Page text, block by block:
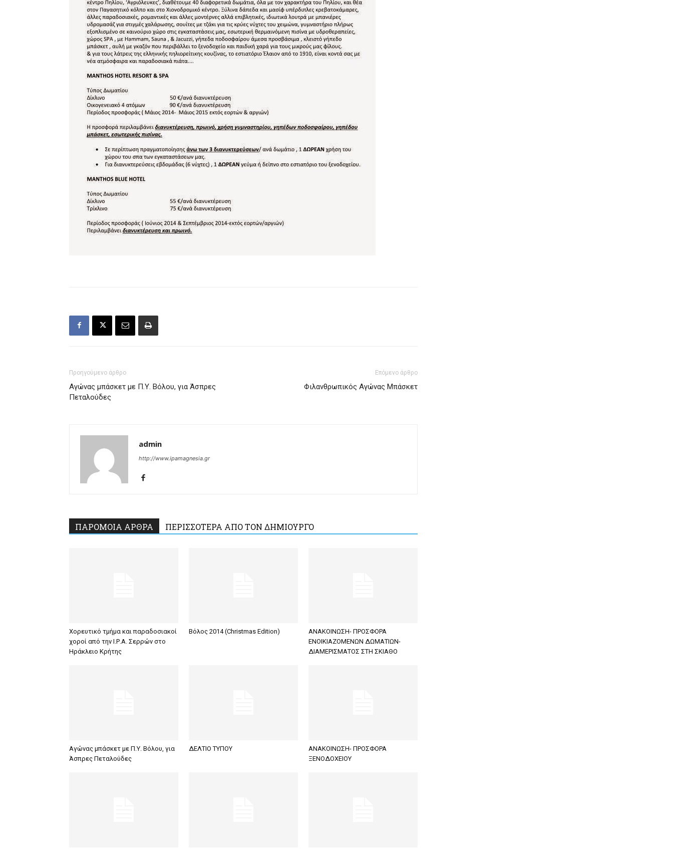
Προηγούμενο άρθρο
Αγώνας μπάσκετ με Π.Υ. Βόλου, για Άσπρες
Πεταλούδες
Επόμενο άρθρο
Φιλανθρωπικός Αγώνας Μπάσκετ
admin
http://www.ipamagnesia.gr
ΠΑΡΟΜΟΙΑ ΑΡΘΡΑ ΠΕΡΙΣΣΟΤΕΡΑ ΑΠΟ ΤΟΝ ΔΗΜΙΟΥΡΓΟ
Χορευτικό τμήμα και παραδοσιακοί
χοροί από την Ι.Ρ.Α. Σερρών στο
Ηράκλειο Κρήτης
Βόλος 2014 (Christmas Edition)
ΑΝΑΚΟΙΝΩΣΗ- ΠΡΟΣΦΟΡΑ
ΕΝΟΙΚΙΑΖΟΜΕΝΩΝ ΔΩΜΑΤΙΩΝ-
ΔΙΑΜΕΡΙΣΜΑΤΟΣ ΣΤΗ ΣΚΙΑΘΟ
Αγώνας μπάσκετ με Π.Υ. Βόλου, για
Άσπρες Πεταλούδες
ΔΕΛΤΙΟ ΤΥΠΟΥ
ΑΝΑΚΟΙΝΩΣΗ- ΠΡΟΣΦΟΡΑ
ΞΕΝΟΔΟΧΕΙΟΥ